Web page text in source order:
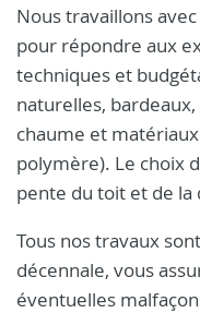
Nous travaillons
pour répondre aux
techniques et
naturelles,
chaume et
polymère). Le choix
pente du toit et de
Tous nos travaux
décennale, vous
éventuelles